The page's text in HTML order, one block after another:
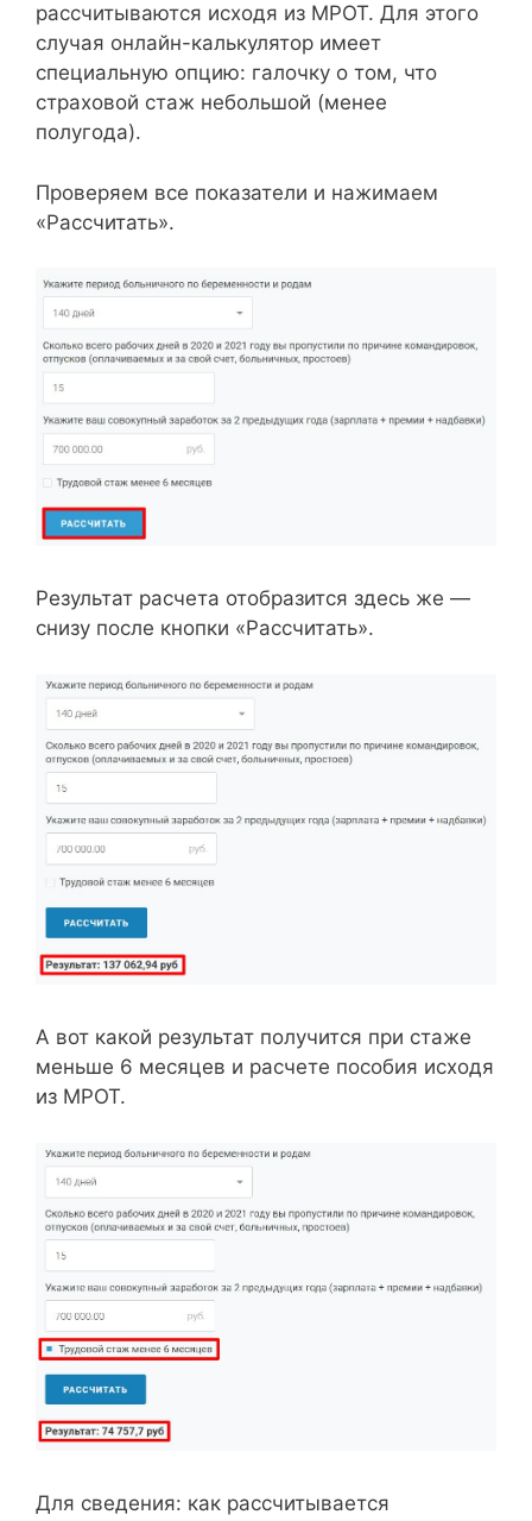
рассчитываются исходя из МРОТ. Для этого
случая онлайн-калькулятор имеет
специальную опцию: галочку о том, что
страховой стаж небольшой (менее
полугода).
Проверяем все показатели и нажимаем
«Рассчитать».
Результат расчета отобразится здесь же —
снизу после кнопки «Рассчитать».
А вот какой результат получится при стаже
меньше 6 месяцев и расчете пособия исходя
из МРОТ.
Для сведения: как рассчитывается